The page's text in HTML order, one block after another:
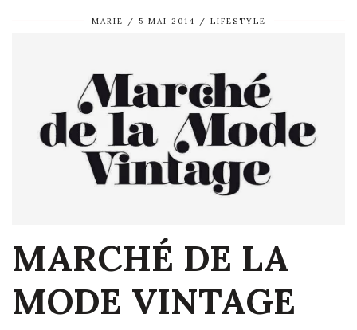
MARIE 5 MAI 2014 LIFESTYLE
MARCHÉ DE LA
MODE VINTAGE